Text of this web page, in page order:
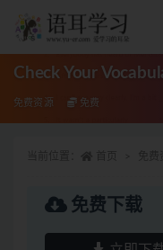
Check Your
免费资源 免费
免费下载